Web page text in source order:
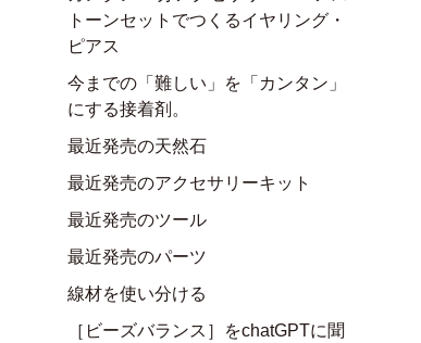
トーンセットでつくるイヤリング・
ピアス
今までの「難しい」を「カンタン」
にする接着剤。
最近発売の天然石
最近発売のアクセサリーキット
最近発売のツール
最近発売のパーツ
線材を使い分ける
［ビーズバランス］をchatGPTに聞